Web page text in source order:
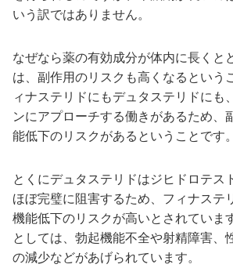
いう訳ではありません。
なぜなら薬の有効成分が体内に長くと
は、副作用のリスクも高くなるという
ィナステリドにもデュタステリドにも
ンにアプローチする働きがあるため、
能低下のリスクがあるということです。
とくにデュタステリドはジヒドロテス
ほぼ完璧に阻害するため、フィナステ
機能低下のリスクが高いとされていま
としては、勃起機能不全や射精障害、
の減少などがあげられています。